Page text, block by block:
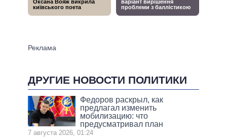
ДРУГИЕ НОВОСТИ ПОЛИТИКИ
Федоров раскрыл, как
предлагал изменить
мобилизацию: что
предусматривал план
7 августа 2026, 01:24